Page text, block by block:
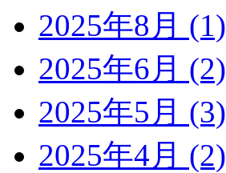
2025年8月 (1)
2025年6月 (2)
2025年5月 (3)
2025年4月 (2)